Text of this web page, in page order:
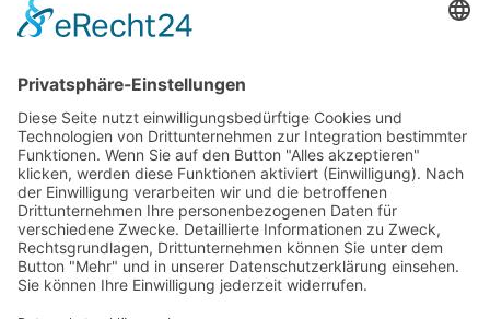
OUR SOCIALS
hello@aplacelikeom.de
Anfahrt
Impressum
Datenschutz
AGB und Widerrufsrecht